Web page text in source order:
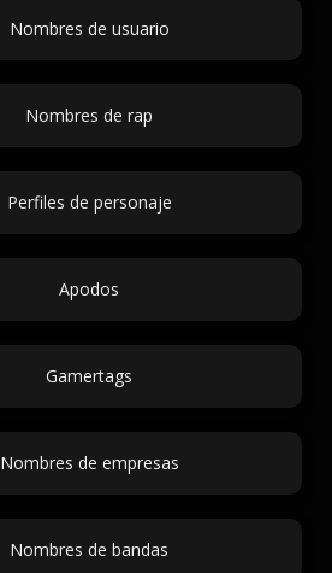
Nombres de usuario
Nombres de rap
Perfiles de personaje
Apodos
Gamertags
Nombres de empresas
Nombres de bandas